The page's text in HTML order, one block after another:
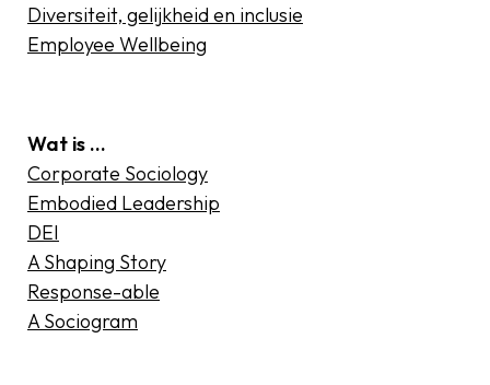
Diversiteit, gelijkheid en inclusie
Employee Wellbeing
Wat is …
Corporate Sociology
Embodied Leadership
DEI
A Shaping Story
Response-able
A Sociogram